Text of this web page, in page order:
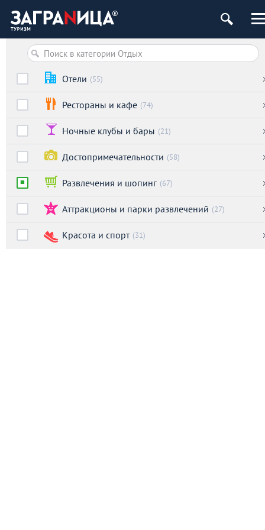
Отели (55)
Рестораны и кафе (74)
Ночные клубы и бары (21)
Достопримечательности (58)
Развлечения и шопинг (67)
Аттракционы и парки развлечений (27)
Красота и спорт (31)